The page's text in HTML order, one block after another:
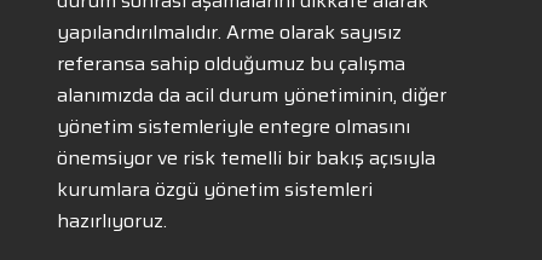
yapılandırılmalıdır. Arme olarak sayısız
referansa sahip olduğumuz bu çalışma
alanımızda da acil durum yönetiminin, diğer
yönetim sistemleriyle entegre olmasını
önemsiyor ve risk temelli bir bakış açısıyla
kurumlara özgü yönetim sistemleri
hazırlıyoruz.